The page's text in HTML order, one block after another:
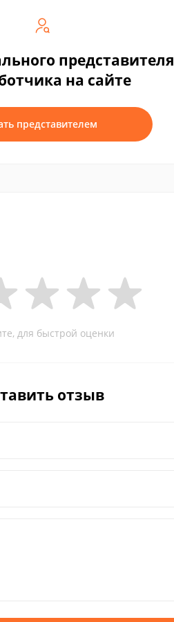
представителя
на сайте
представителем
для быстрой оценки
отзыв